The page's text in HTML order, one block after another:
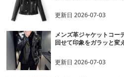
更新日2026-07-03
メンズ革ジャケットコー
回せて印象をガラッと変
更新日2026-07-03